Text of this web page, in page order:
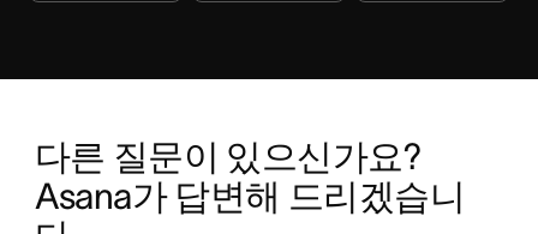
다른 질문이 있으신가요?
Asana가 답변해 드리겠습니